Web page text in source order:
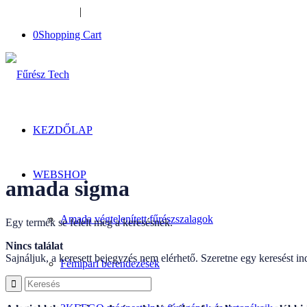
|
0Shopping Cart
KEZDŐLAP
WEBSHOP
Amada végtelenített fűrészszalagok
Fémipari berendezések
amada sigma
Egy termék se felelt meg a keresésnek.
Nincs találat
Sajnáljuk, a keresett bejegyzés nem elérhető. Szeretne egy keresést